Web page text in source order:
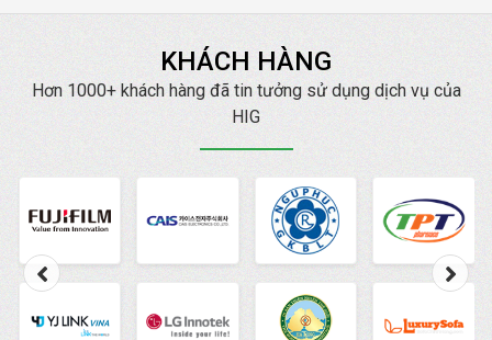
nhanh chóng với chi phí
KHÁCH HÀNG
Hơn 1000+ khách hàng đã tin tưởng sử dụng dịch vụ của
HIG